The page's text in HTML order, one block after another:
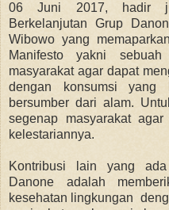
06 Juni 2017, hadir
Berkelanjutan Grup
Wibowo yang
Manifesto yakni
masyarakat agar dapat
dengan konsumsi
bersumber dari alam.
segenap masyarakat
kelestariannya.
Kontribusi lain yang
Danone adalah
kesehatan lingkungan